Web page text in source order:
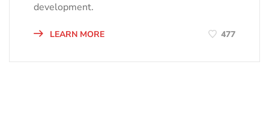
development.
LEARN MORE 477